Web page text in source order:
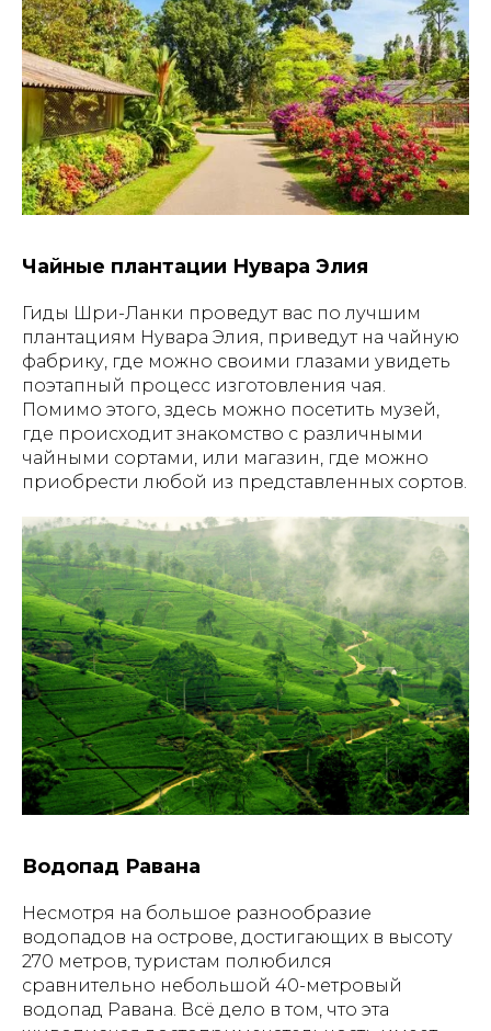
Чайные плантации Нувара Элия
Гиды Шри-Ланки проведут вас по лучшим
плантациям Нувара Элия, приведут на чайную
фабрику, где можно своими глазами увидеть
поэтапный процесс изготовления чая.
Помимо этого, здесь можно посетить музей,
где происходит знакомство с различными
чайными сортами, или магазин, где можно
приобрести любой из представленных сортов.
Водопад Равана
Несмотря на большое разнообразие
водопадов на острове, достигающих в высоту
270 метров, туристам полюбился
сравнительно небольшой 40-метровый
водопад Равана. Всё дело в том, что эта